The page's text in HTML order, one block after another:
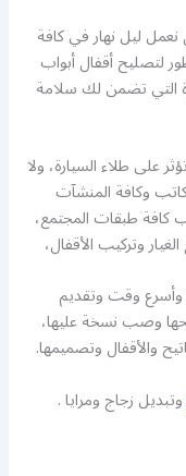
ليل نهار في كافة
لتصليح أقفال أبواب
التي تضمن لك سلامة
على طلاء السيارة، ولا
وكافة المنشآت
كافة طبقات المجتمع،
وتركيب الأقفال،
وبدقة عالية وأسرع وقت وتقديم
وصب نسخة عليها،
والأقفال وتصميمها.
وتبديل زجاج ومرايا .